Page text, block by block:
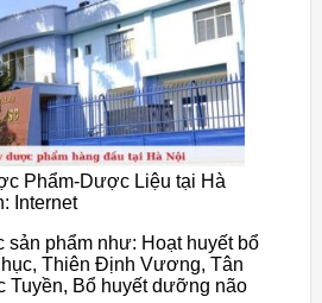
Phẩm-Dược Liệu tại Hà
Internet
sản phẩm như: Hoạt huyết bổ
Thiên Định Vương, Tân
Tuyền, Bổ huyết dưỡng não